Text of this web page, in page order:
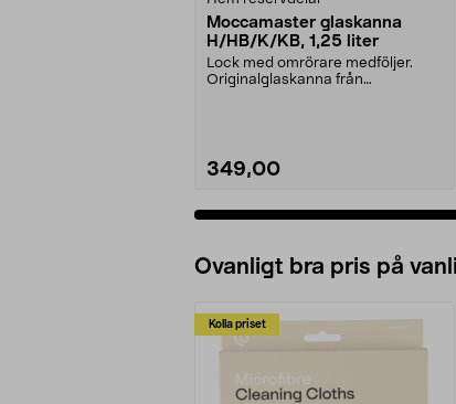
Moccamaster glaskanna
H/HB/K/KB, 1,25 liter
Lock med omrörare medföljer.
Originalglaskanna från
349,00
Ovanligt bra pris på
Kolla priset